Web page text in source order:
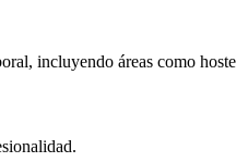
incluyendo áreas como